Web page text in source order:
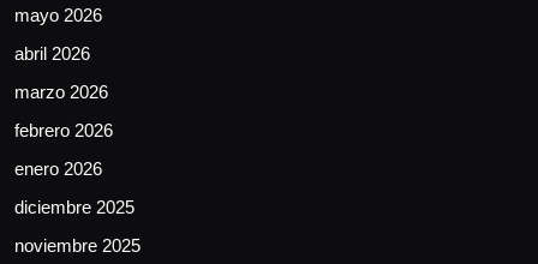
mayo 2026
abril 2026
marzo 2026
febrero 2026
enero 2026
diciembre 2025
noviembre 2025